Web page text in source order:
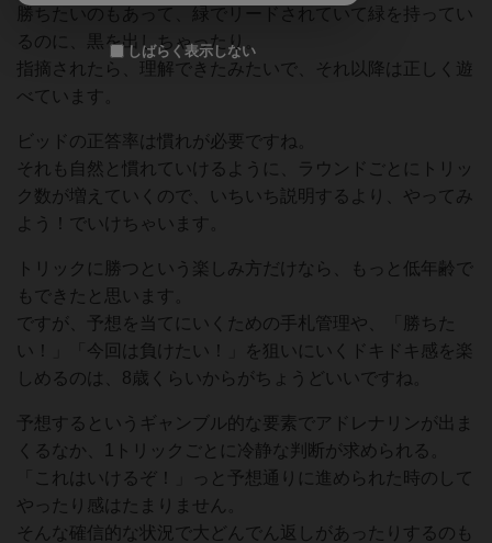
勝ちたいのもあって、緑でリードされていて緑を持ってい
るのに、黒を出しちゃったり。
指摘されたら、理解できたみたいで、それ以降は正しく遊
べています。
ビッドの正答率は慣れが必要ですね。
それも自然と慣れていけるように、ラウンドごとにトリッ
ク数が増えていくので、いちいち説明するより、やってみ
よう！でいけちゃいます。
トリックに勝つという楽しみ方だけなら、もっと低年齢で
もできたと思います。
ですが、予想を当てにいくための手札管理や、「勝ちた
い！」「今回は負けたい！」を狙いにいくドキドキ感を楽
しめるのは、8歳くらいからがちょうどいいですね。
予想するというギャンブル的な要素でアドレナリンが出ま
くるなか、1トリックごとに冷静な判断が求められる。
「これはいけるぞ！」っと予想通りに進められた時のして
やったり感はたまりません。
そんな確信的な状況で大どんでん返しがあったりするのも
しばらく表示しない